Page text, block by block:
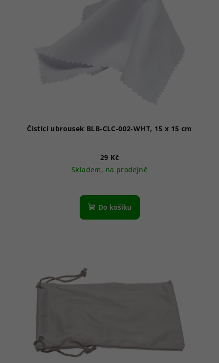
Čistící ubrousek BLB-CLC-002-WHT, 15 x 15 cm
29 Kč
Skladem, na prodejně
Do košíku